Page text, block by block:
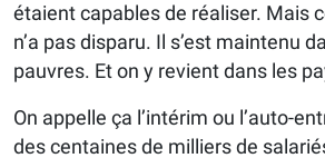
étaient capables de réaliser. Mais
n’a pas disparu. Il s’est maintenu
pauvres. Et on y revient dans les
On appelle ça l’intérim ou l’auto-
des centaines de milliers de